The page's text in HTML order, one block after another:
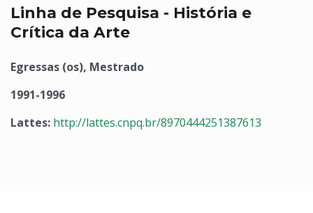
Linha de Pesquisa - História e
Crítica da Arte
Egressas (os), Mestrado
1991-1996
Lattes: http://lattes.cnpq.br/8970444251387613